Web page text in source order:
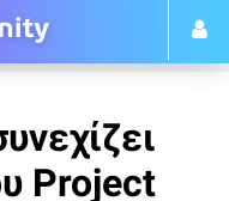
Project